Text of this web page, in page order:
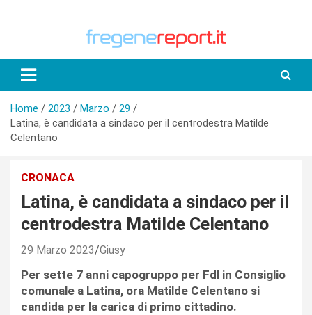
Home 2023 Marzo
29
Latina, è candidata a sindaco per il centrodestra Matilde
Celentano
CRONACA
Latina, è candidata a sindaco per il
centrodestra Matilde Celentano
29 Marzo 2023 Giusy
Per sette 7 anni capogruppo per Fdl in Consiglio
comunale a Latina, ora Matilde Celentano si
candida per la carica di primo cittadino.